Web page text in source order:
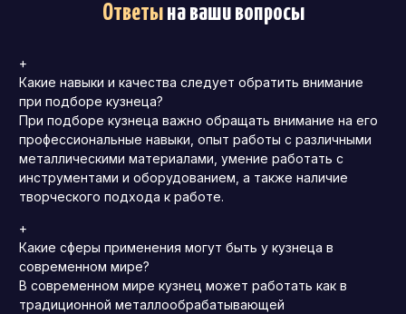
Ответына ваши вопросы
+
Какие навыки и качества следует обратить внимание
при подборе кузнеца?
При подборе кузнеца важно обращать внимание на его
профессиональные навыки, опыт работы с различными
металлическими материалами, умение работать с
инструментами и оборудованием, а также наличие
творческого подхода к работе.
+
Какие сферы применения могут быть у кузнеца в
современном мире?
В современном мире кузнец может работать как в
традиционной металлообрабатывающей